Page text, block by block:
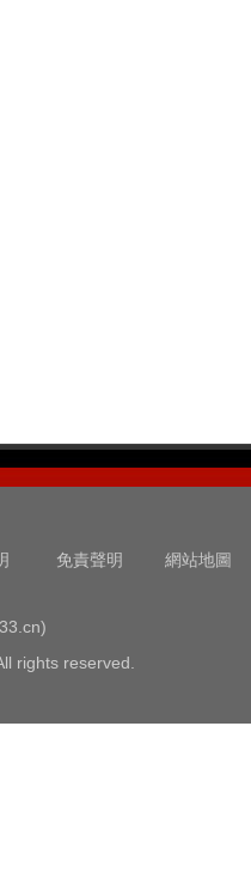
免責聲明 網站地圖
rights reserved.